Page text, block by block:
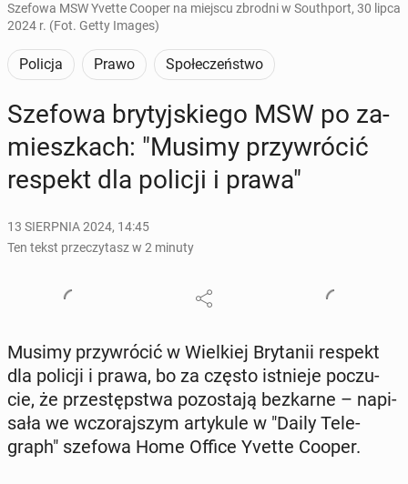
Szefowa MSW Yvette Cooper na miejscu zbrodni w Southport, 30 lipca
2024 r. (Fot. Getty Images)
Policja Prawo Społeczeństwo
Szefowa bry­tyj­skie­go MSW po za­
miesz­kach: "Musimy przy­wró­cić
respekt dla policji i prawa"
13 SIERPNIA 2024, 14:45
Ten tekst przeczytasz w 2 minuty
Musimy przy­wró­cić w Wiel­kiej Bry­ta­nii respekt
dla policji i prawa, bo za często ist­nie­je po­czu­
cie, że prze­stęp­stwa po­zo­sta­ją bez­kar­ne – na­pi­
sa­ła we wczo­raj­szym ar­ty­ku­le w "Daily Te­le­
graph" szefowa Home Office Yvette Cooper.